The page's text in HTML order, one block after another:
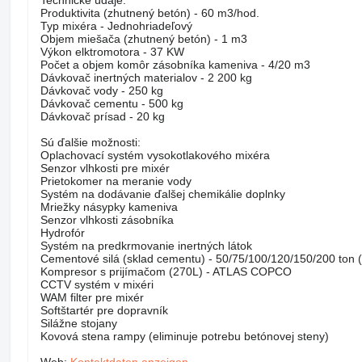
Produktivita (zhutnený betón) - 60 m3/hod.
Typ mixéra - Jednohriadeľový
Objem miešača (zhutnený betón) - 1 m3
Výkon elktromotora - 37 KW
Počet a objem komôr zásobníka kameniva - 4/20 m3
Dávkovač inertných materialov - 2 200 kg
Dávkovač vody - 250 kg
Dávkovač cementu - 500 kg
Dávkovač prísad - 20 kg
Sú ďalšie možnosti:
Oplachovací systém vysokotlakového mixéra
Senzor vlhkosti pre mixér
Prietokomer na meranie vody
Systém na dodávanie ďalšej chemikálie doplnky
Mriežky násypky kameniva
Senzor vlhkosti zásobníka
Hydrofór
Systém na predkrmovanie inertných látok
Cementové silá (sklad cementu) - 50/75/100/120/150/200 ton
Kompresor s prijímačom (270L) - ATLAS COPCO
CCTV systém v mixéri
WAM filter pre mixér
Softštartér pre dopravník
Silážne stojany
Kovová stena rampy (eliminuje potrebu betónovej steny)